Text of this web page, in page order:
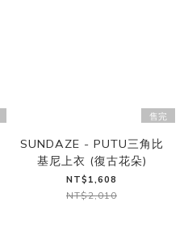
售完
SUNDAZE - PUTU三角比
基尼上衣 (復古花朵)
NT$1,608
NT$2,010